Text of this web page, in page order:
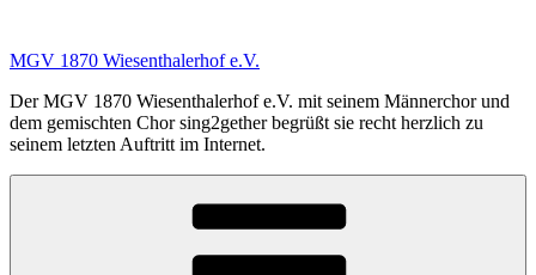
springen
MGV 1870 Wiesenthalerhof e.V.
Der MGV 1870 Wiesenthalerhof e.V. mit seinem Männerchor und
dem gemischten Chor sing2gether begrüßt sie recht herzlich zu
seinem letzten Auftritt im Internet.